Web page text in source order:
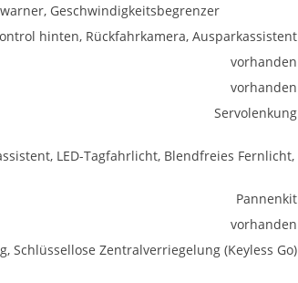
Geschwindigkeitsbegrenzer
hinten, Rückfahrkamera, Ausparkassistent
vorhanden
vorhanden
Servolenkung
LED-Tagfahrlicht, Blendfreies Fernlicht,
Pannenkit
vorhanden
Zentralverriegelung (Keyless Go)